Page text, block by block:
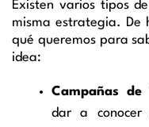
Existen varios tipos
misma estrategia. De
qué queremos para
idea:
Campañas de
dar a conocer